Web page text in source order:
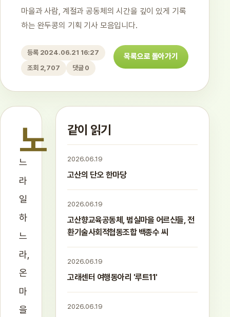
마을과 사람, 계절과 공동체의 시간을 깊이 있게 기록
하는 완두콩의 기획 기사 모음입니다.
등록 2024.06.21 16:27
조회 2,707
댓글 0
목록으로 돌아가기
노
느
라
일
하
느
라,
온
마
을
같이 읽기
2026.06.19
고산의 단오 한마당
2026.06.19
고산향교육공동체, 범실마을 어르신들, 전
환기술사회적협동조합 백종수 씨
2026.06.19
고래센터 여행동아리 '루트11'
2026.06.19